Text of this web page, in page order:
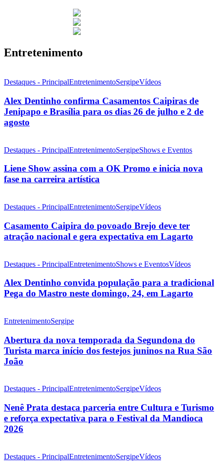
Entretenimento
Destaques - PrincipalEntretenimentoSergipeVídeos
Alex Dentinho confirma Casamentos Caipiras de
Jenipapo e Brasília para os dias 26 de julho e 2 de
agosto
Destaques - PrincipalEntretenimentoSergipeShows e Eventos
Liene Show assina com a OK Promo e inicia nova
fase na carreira artística
Destaques - PrincipalEntretenimentoSergipeVídeos
Casamento Caipira do povoado Brejo deve ter
atração nacional e gera expectativa em Lagarto
Destaques - PrincipalEntretenimentoShows e EventosVídeos
Alex Dentinho convida população para a tradicional
Pega do Mastro neste domingo, 24, em Lagarto
EntretenimentoSergipe
Abertura da nova temporada da Segundona do
Turista marca início dos festejos juninos na Rua São
João
Destaques - PrincipalEntretenimentoSergipeVídeos
Nenê Prata destaca parceria entre Cultura e Turismo
e reforça expectativa para o Festival da Mandioca
2026
Destaques - PrincipalEntretenimentoSergipeVídeos